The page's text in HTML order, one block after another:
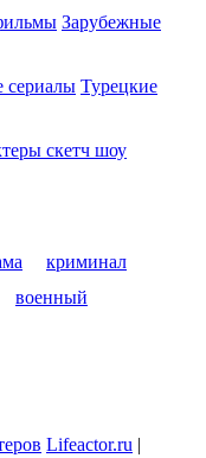
Зарубежные
сериалы Турецкие
скетч шоу
криминал
военный
Lifeactor.ru |